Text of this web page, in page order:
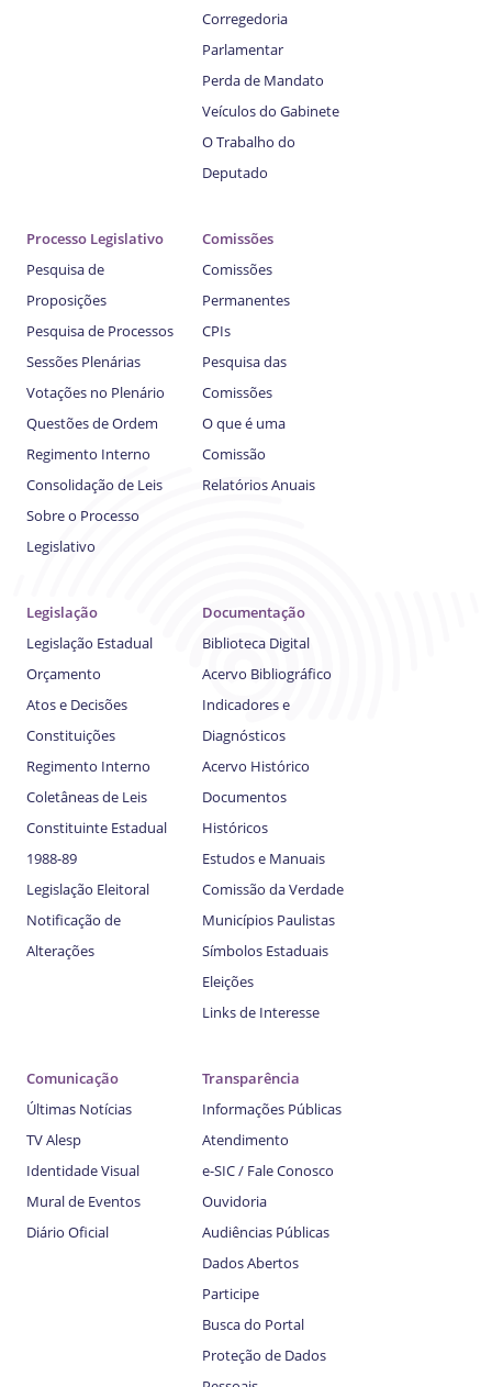
Corregedoria
Parlamentar
Perda de Mandato
Veículos do Gabinete
O Trabalho do
Deputado
Processo Legislativo
Pesquisa de
Proposições
Pesquisa de Processos
Sessões Plenárias
Votações no Plenário
Questões de Ordem
Regimento Interno
Consolidação de Leis
Sobre o Processo
Legislativo
Comissões
Comissões
Permanentes
CPIs
Pesquisa das
Comissões
O que é uma
Comissão
Relatórios Anuais
Legislação
Legislação Estadual
Orçamento
Atos e Decisões
Constituições
Regimento Interno
Coletâneas de Leis
Constituinte Estadual
1988-89
Legislação Eleitoral
Notificação de
Alterações
Documentação
Biblioteca Digital
Acervo Bibliográfico
Indicadores e
Diagnósticos
Acervo Histórico
Documentos
Históricos
Estudos e Manuais
Comissão da Verdade
Municípios Paulistas
Símbolos Estaduais
Eleições
Links de Interesse
Comunicação
Últimas Notícias
TV Alesp
Identidade Visual
Mural de Eventos
Diário Oficial
Transparência
Informações Públicas
Atendimento
e-SIC / Fale Conosco
Ouvidoria
Audiências Públicas
Dados Abertos
Participe
Busca do Portal
Proteção de Dados